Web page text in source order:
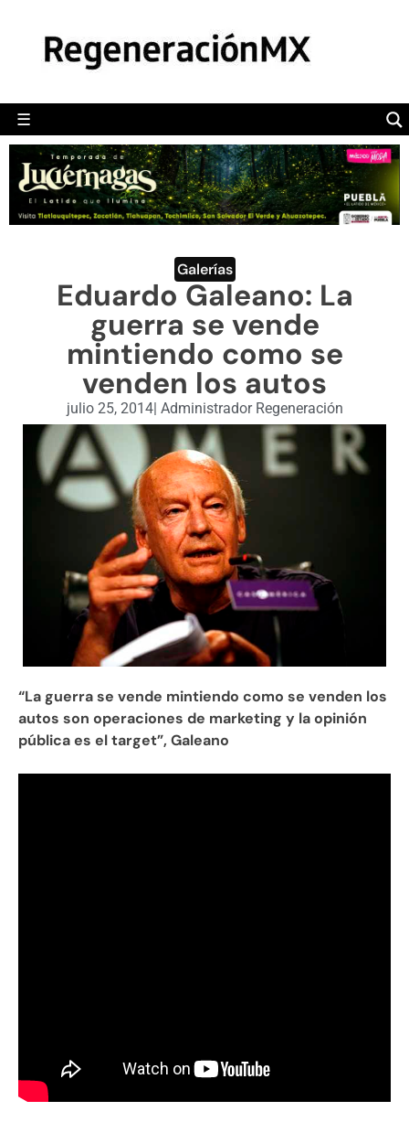
☰
POLÍTICA
CAMALEÓN
OPINIÓN
DEPORTES
ENGLISH SECTION
VIDEOS
Galerías
Eduardo Galeano: La
guerra se vende
mintiendo como se
venden los autos
julio 25, 2014| Administrador Regeneración
“La guerra se vende mintiendo como se venden los
autos son operaciones de marketing y la opinión
pública es el target”, Galeano